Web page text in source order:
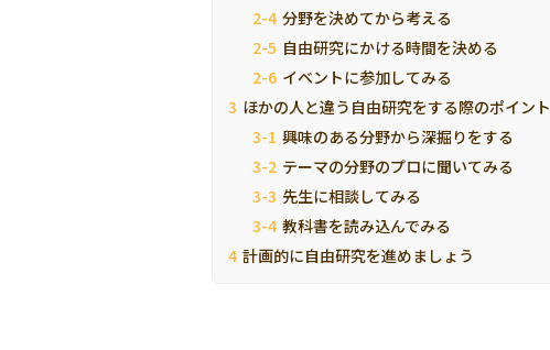
分野を決めてから考える
自由研究にかける時間を決める
イベントに参加してみる
ほかの人と違う自由研究をする際のポイント
興味のある分野から深掘りをする
テーマの分野のプロに聞いてみる
先生に相談してみる
教科書を読み込んでみる
計画的に自由研究を進めましょう